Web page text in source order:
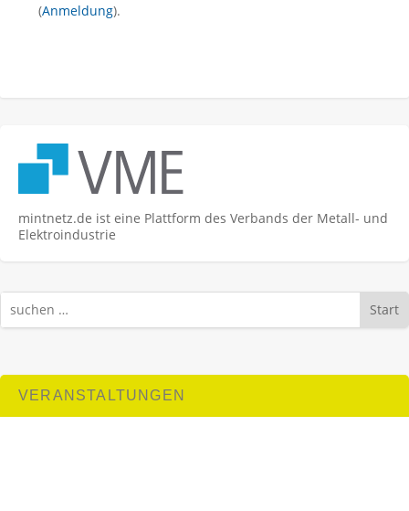
(Anmeldung).
mintnetz.de ist eine Plattform des Verbands der Metall- und
Elektroindustrie
Start
VERANSTALTUNGEN